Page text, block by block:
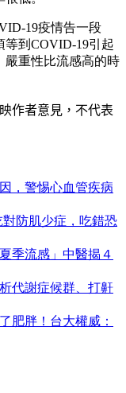
19疫情告一段
到COVID-19引起
嚴重性比流感高的時
作者意見，不代表
，警惕心血管疾病
防肌少症，吃錯恐
季流感」中醫揭４
代謝症候群、打鼾
肥胖！台大權威：